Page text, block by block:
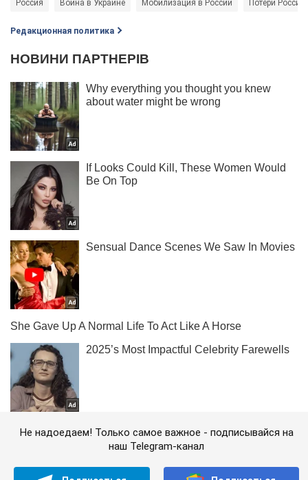
Россия Война в Украине Мобилизация в России Потери
Редакционная политика
Не надоедаем! Только самое важное - подписывайся на
наш Telegram-канал